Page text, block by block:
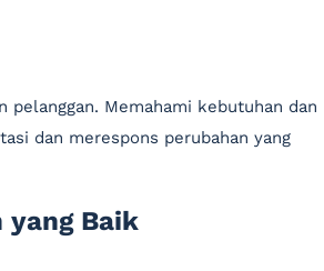
pelanggan. Memahami kebutuhan dan
dan merespons perubahan yang
yang Baik